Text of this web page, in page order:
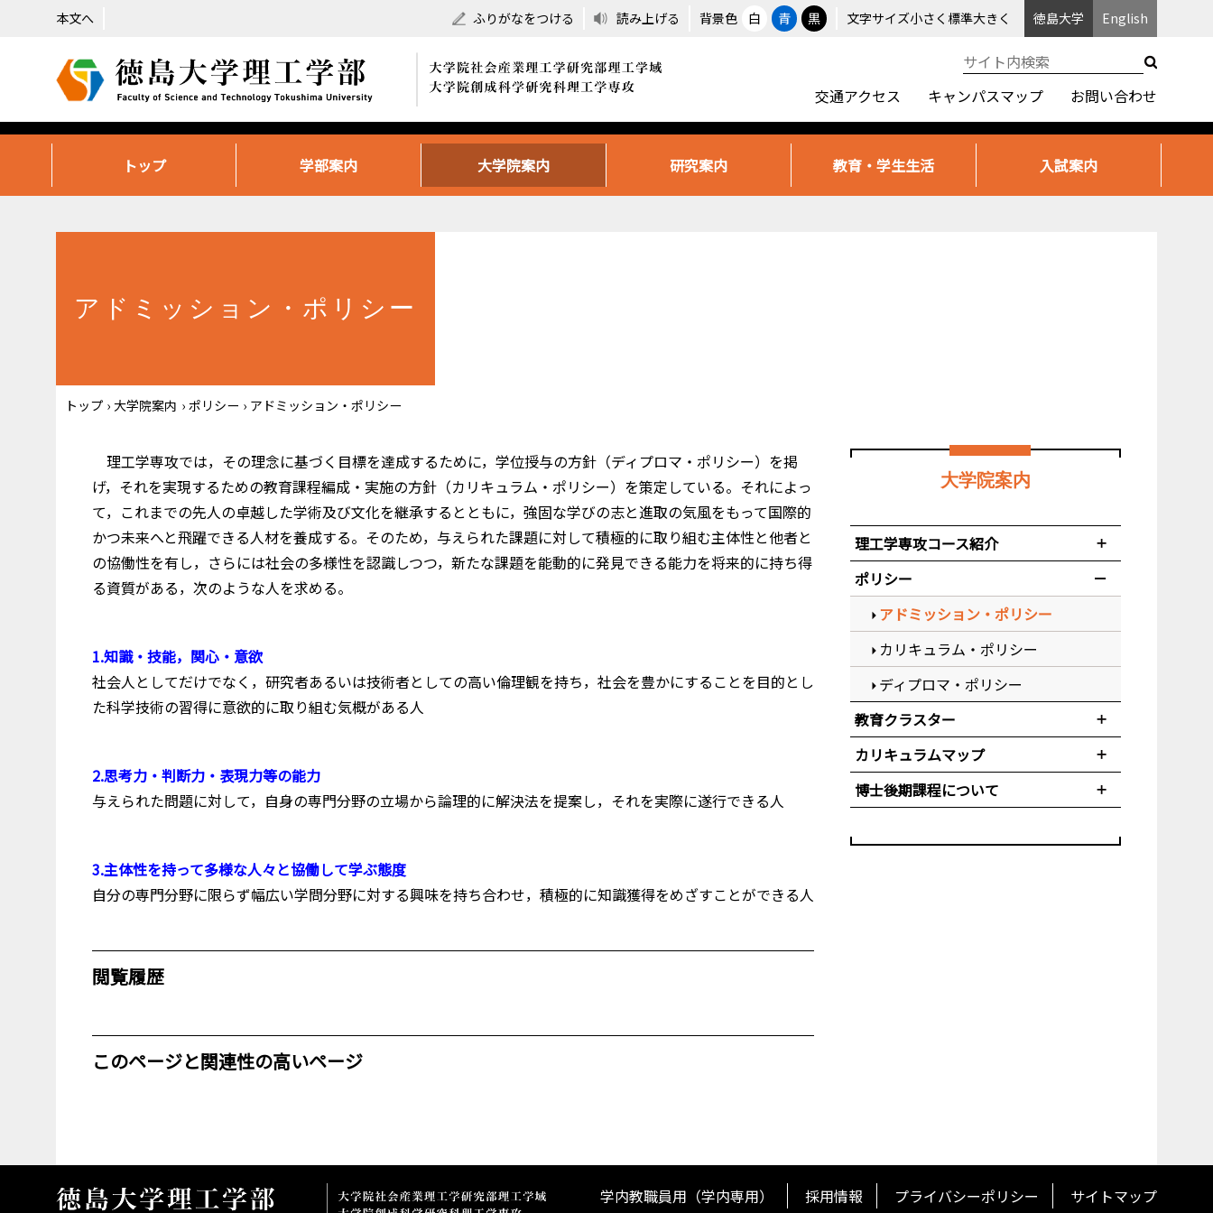
本文へ ふりがなをつける 読み上げる 背景色 白 青 黒 文字サイズ小さく 標準大きく 徳島大学 English
交通アクセス キャンパスマップ お問い合わせ
トップ 学部案内 大学院案内 研究案内 教育・学生生活 入試案内
アドミッション・ポリシー
トップ › 大学院案内 › ポリシー › アドミッション・ポリシー
理工学専攻では，その理念に基づく目標を達成するために，学位授与の方針（ディプロマ・ポリシー）を掲
げ，それを実現するための教育課程編成・実施の方針（カリキュラム・ポリシー）を策定している。それによっ
て，これまでの先人の卓越した学術及び文化を継承するとともに，強固な学びの志と進取の気風をもって国際的
かつ未来へと飛躍できる人材を養成する。そのため，与えられた課題に対して積極的に取り組む主体性と他者と
の協働性を有し，さらには社会の多様性を認識しつつ，新たな課題を能動的に発見できる能力を将来的に持ち得
る資質がある，次のような人を求める。
1.知識・技能，関心・意欲
社会人としてだけでなく，研究者あるいは技術者としての高い倫理観を持ち，社会を豊かにすることを目的とし
た科学技術の習得に意欲的に取り組む気概がある人
2.思考力・判断力・表現力等の能力
与えられた問題に対して，自身の専門分野の立場から論理的に解決法を提案し，それを実際に遂行できる人
3.主体性を持って多様な人々と協働して学ぶ態度
自分の専門分野に限らず幅広い学問分野に対する興味を持ち合わせ，積極的に知識獲得をめざすことができる人
閲覧履歴
このページと関連性の高いページ
大学院案内
理工学専攻コース紹介
ポリシー
アドミッション・ポリシー
カリキュラム・ポリシー
ディプロマ・ポリシー
教育クラスター
カリキュラムマップ
博士後期課程について
学内教職員用（学内専用） 採用情報 プライバシーポリシー サイトマップ